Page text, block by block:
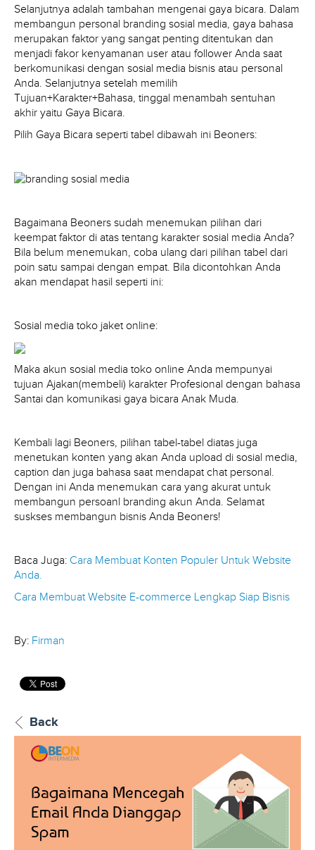
Selanjutnya adalah tambahan mengenai gaya bicara. Dalam
membangun personal branding sosial media, gaya bahasa
merupakan faktor yang sangat penting ditentukan dan
menjadi fakor kenyamanan user atau follower Anda saat
berkomunikasi dengan sosial media bisnis atau personal
Anda. Selanjutnya setelah memilih
Tujuan+Karakter+Bahasa, tinggal menambah sentuhan
akhir yaitu Gaya Bicara.
Pilih Gaya Bicara seperti tabel dibawah ini Beoners:
Bagaimana Beoners sudah menemukan pilihan dari
keempat faktor di atas tentang karakter sosial media Anda?
Bila belum menemukan, coba ulang dari pilihan tabel dari
poin satu sampai dengan empat. Bila dicontohkan Anda
akan mendapat hasil seperti ini:
Sosial media toko jaket online:
Maka akun sosial media toko online Anda mempunyai
tujuan Ajakan(membeli) karakter Profesional dengan bahasa
Santai dan komunikasi gaya bicara Anak Muda.
Kembali lagi Beoners, pilihan tabel-tabel diatas juga
menetukan konten yang akan Anda upload di sosial media,
caption dan juga bahasa saat mendapat chat personal.
Dengan ini Anda menemukan cara yang akurat untuk
membangun persoanl branding akun Anda. Selamat
suskses membangun bisnis Anda Beoners!
Baca Juga: Cara Membuat Konten Populer Untuk Website
Anda.
Cara Membuat Website E-commerce Lengkap Siap Bisnis
By: Firman
Back